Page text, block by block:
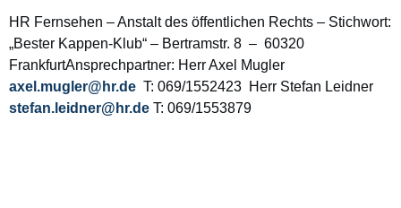
HR Fernsehen – Anstalt des öffentlichen Rechts – Stichwort:
„Bester Kappen-Klub“ – Bertramstr. 8 – 60320
FrankfurtAnsprechpartner: Herr Axel Mugler
axel.mugler@hr.de T: 069/1552423 Herr Stefan Leidner
stefan.leidner@hr.de T: 069/1553879